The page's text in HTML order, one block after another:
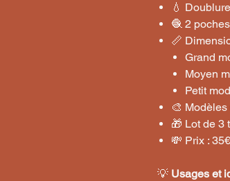
💧
🧶 2
📏
Grand
Moyen
Petit
🎨
🎁 Lot de 3
💸 Prix : 35€
💡 Usages et